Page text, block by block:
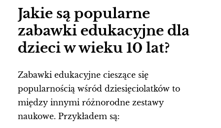
Jakie są popularne
zabawki edukacyjne dla
dzieci w wieku 10 lat?
Zabawki edukacyjne cieszące się
popularnością wśród dziesięciolatków to
między innymi różnorodne zestawy
naukowe. Przykładem są: